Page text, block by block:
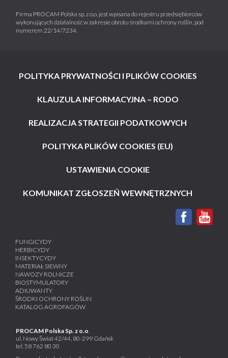
Firma PROCAM Polska sp. z o.o. jest wpisana do rejestru przedsiębiorców
wykonujących działalność w zakresie obrotu środkami ochrony roślin, pod
numerem 22/14/7234.
POLITYKA PRYWATNOŚCI I PLIKÓW COOKIES
KLAUZULA INFORMACYJNA – RODO
REALIZACJA STRATEGII PODATKOWYCH
POLITYKA PLIKÓW COOKIES (EU)
USTAWIENIA COOKIE
KOMUNIKAT ZGŁOSZEŃ WEWNĘTRZNYCH
FUNGICYDY
HERBICYDY
INSEKTYCYDY
MATERIAŁ SIEWNY
NAWOZY ROLNICZE
BIOSTYMULATORY
ADIUWANTY
ŚRODKI OCHRONY ROŚLIN
KATALOG AGROFAGÓW
PROCAM Polska Sp. z o.o
ul. Nowy Świat 42/44, 80-299 Gdańsk
tel. 58 762 80 30